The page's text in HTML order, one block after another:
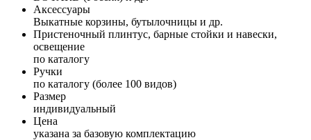
Аксессуары
Выкатные корзины, бутылочницы и др.
Пристеночный плинтус, барные стойки и навески,
освещение
по каталогу
Ручки
по каталогу (более 100 видов)
Размер
индивидуальный
Цена
указана за базовую комплектацию